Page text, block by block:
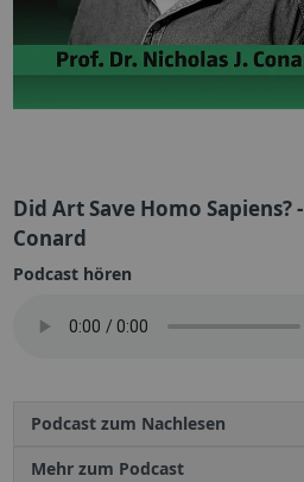
Did Art Save Homo
Conard
Podcast hören
Podcast zum Nachlesen
Mehr zum Podcast